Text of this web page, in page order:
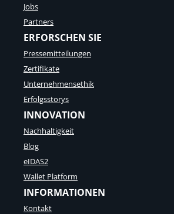
Jobs
Partners
ERFORSCHEN SIE
Pressemitteilungen
Zertifikate
Unternehmensethik
Erfolgsstorys
INNOVATION
Nachhaltigkeit
Blog
eIDAS2
Wallet Platform
INFORMATIONEN
Kontakt